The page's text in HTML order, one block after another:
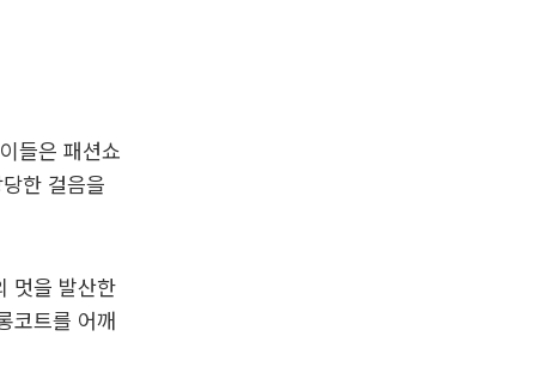
들은 패션쇼
한 걸음을
멋을 발산한
코트를 어깨